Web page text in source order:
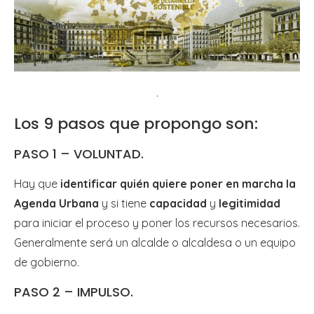
.
Los 9 pasos que propongo son:
PASO 1 – VOLUNTAD.
Hay que identificar quién quiere poner en marcha la
Agenda Urbana y si tiene capacidad y legitimidad
para iniciar el proceso y poner los recursos necesarios.
Generalmente será un alcalde o alcaldesa o un equipo
de gobierno.
PASO 2 – IMPULSO.